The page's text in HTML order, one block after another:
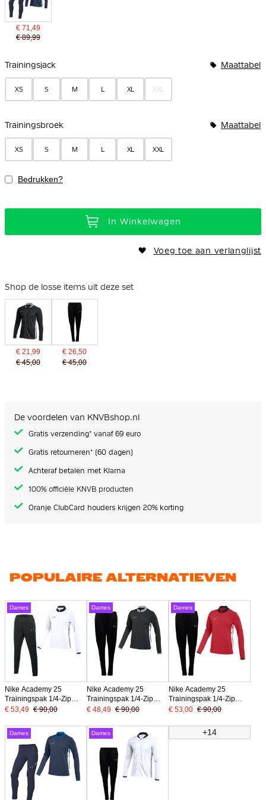
€ 71,49
€ 89,99
Trainingsjack Maattabel
XS S M L XL XXL
Trainingsbroek Maattabel
XS S M L XL XXL
Bedrukken?
In Winkelwagen
Voeg toe aan verlanglijst
Shop de losse items uit deze set
€ 21,99
€ 45,00
€ 26,50
€ 45,00
De voordelen van KNVBshop.nl
Gratis verzending* vanaf 69 euro
Gratis retourneren* (60 dagen)
Achteraf betalen met Klarna
100% officiële KNVB producten
Oranje ClubCard houders krijgen 20% korting
POPULAIRE ALTERNATIEVEN
Dames
Nike Academy 25
Trainingspak 1/4-Zip
Dames Wit Zwart Grijs
€ 53,49 € 90,00
Dames
Nike Academy 25
Trainingspak 1/4-Zip
Dames Zwart Grijs Wit
€ 48,49 € 90,00
Dames
Nike Academy 25
Trainingspak 1/4-Zip
Dames Rood Zwart Wit
€ 53,00 € 90,00
Dames Dames +14